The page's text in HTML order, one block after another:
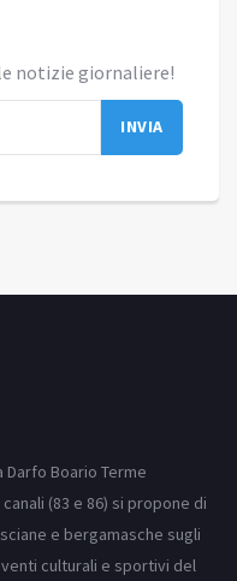
notizie giornaliere!
Darfo Boario Terme
(83 e 86) si propone di
e bergamasche sugli
culturali e sportivi del